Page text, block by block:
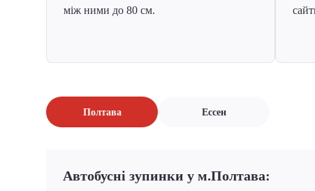
між ними до 80 см.
Полтава Ессен
Автобусні зупинки у м.Полтава: